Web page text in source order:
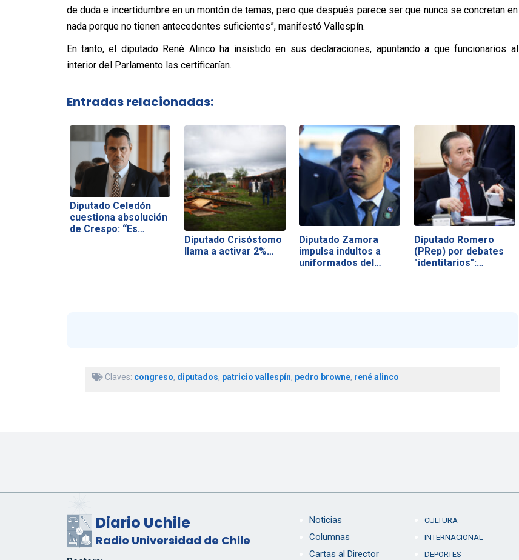
de duda e incertidumbre en un montón de temas, pero que después parece ser que nunca se concretan en
nada porque no tienen antecedentes suficientes”, manifestó Vallespín.
En tanto, el diputado René Alinco ha insistido en sus declaraciones, apuntando a que funcionarios al
interior del Parlamento las certificarían.
Entradas relacionadas:
Diputado Celedón
cuestiona absolución
de Crespo: “Es…
Diputado Crisóstomo
llama a activar 2%…
Diputado Zamora
impulsa indultos a
uniformados del…
Diputado Romero
(PRep) por debates
"identitarios":…
Claves: congreso, diputados, patricio vallespín, pedro browne, rené alinco
Diario Uchile
Radio Universidad de Chile
Noticias
Columnas
Cartas al Director
CULTURA
INTERNACIONAL
DEPORTES